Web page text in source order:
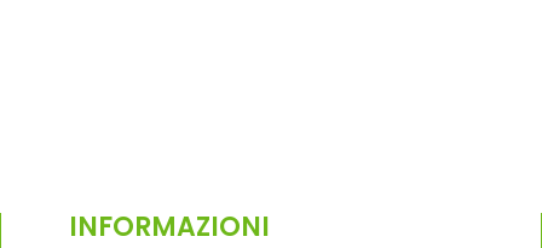
INFORMAZIONI